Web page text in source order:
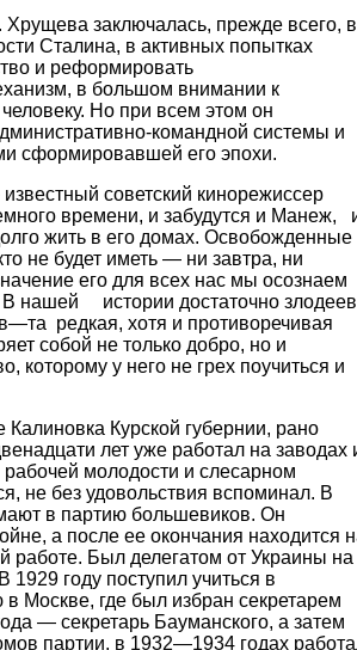
Хрущева заключалась, прежде всего, в
Сталина, в активных попытках
и реформировать
в большом внимании к
Но при всем этом он
командной системы и
сформировавшей его эпохи.
советский кинорежиссер
времени, и забудутся и Манеж,
жить в его домах. Освобожденные
не будет иметь — ни завтра, ни
его для всех нас мы осознаем
В нашей истории достаточно злодеев
редкая, хотя и противоречивая
собой не только добро, но и
которому у него не грех поучиться и
Калиновка Курской губернии, рано
лет уже работал на заводах
молодости и слесарном
не без удовольствия вспоминал. В
в партию большевиков. Он
а после ее окончания находится
работе. Был делегатом от Украины на
году поступил учиться в
Москве, где был избран секретарем
— секретарь Бауманского, а затем
партии, в 1932—1934 годах